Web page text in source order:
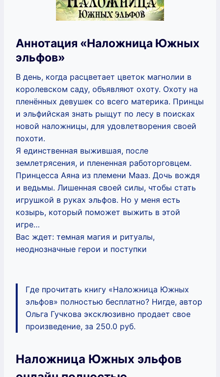
Аннотация «Наложница Южных
эльфов»
В день, когда расцветает цветок магнолии в
королевском саду, объявляют охоту. Охоту на
пленённых девушек со всего материка. Принцы
и эльфийская знать рыщут по лесу в поисках
новой наложницы, для удовлетворения своей
похоти.
Я единственная выжившая, после
землетрясения, и плененная работорговцем.
Принцесса Аяна из племени Мааз. Дочь вождя
и ведьмы. Лишенная своей силы, чтобы стать
игрушкой в руках эльфов. Но у меня есть
козырь, который поможет выжить в этой
игре…
Вас ждет: темная магия и ритуалы,
неоднозначные герои и поступки
Где прочитать книгу «Наложница Южных
эльфов» полностью бесплатно? Нигде, автор
Ольга Гучкова эксклюзивно продает свое
произведение, за 250.0 руб.
Наложница Южных эльфов